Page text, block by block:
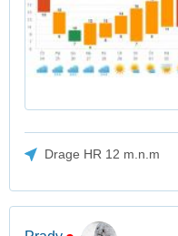
Drage HR 12 m.n.m